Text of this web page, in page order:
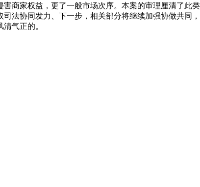
商家权益，更了一般市场次序。本案的审理厘清了此
法协同发力、下一步，相关部分将继续加强协做共同
气正的。